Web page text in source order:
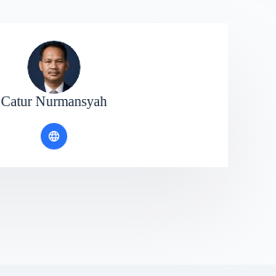
Catur Nurmansyah